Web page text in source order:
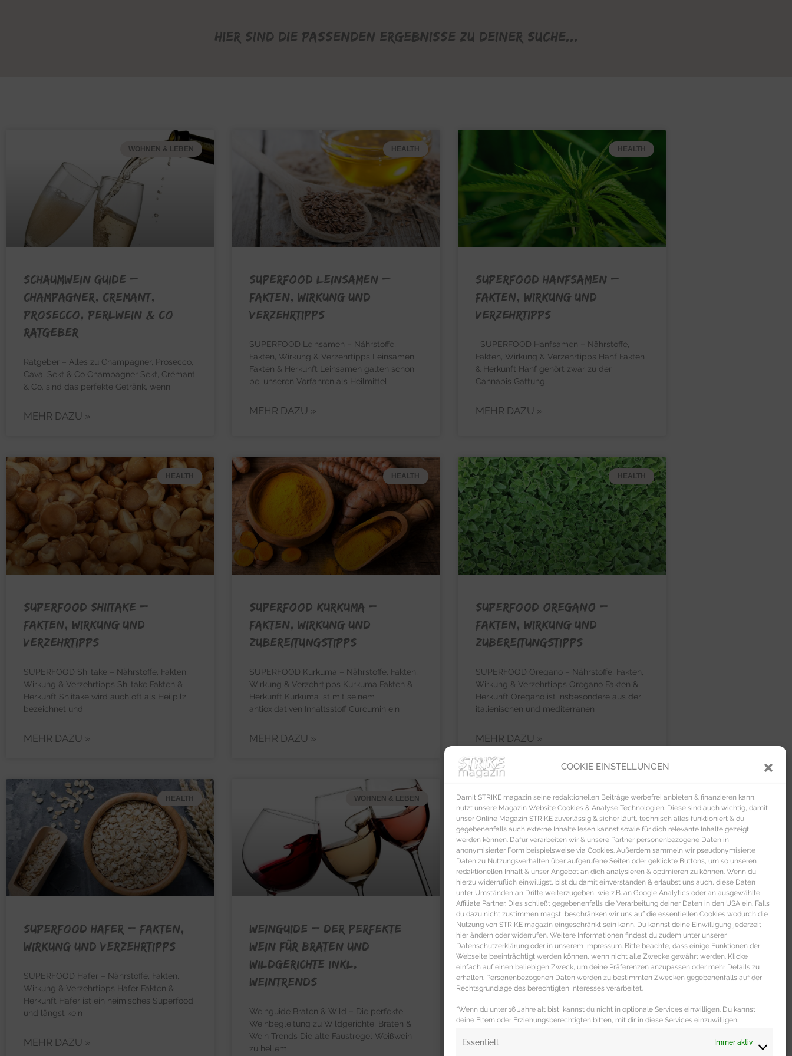
COOKIE EINSTELLUNGEN
Damit STRIKE magazin seine redaktionellen Beiträge werbefrei anbieten & finanzieren kann,
nutzt unsere Magazin Website Cookies & Analyse Technologien. Diese sind auch wichtig, damit
unser Online Magazin STRIKE zuverlässig & sicher läuft, technisch alles funktioniert & du
gegebenenfalls auch externe Inhalte lesen kannst sowie für dich relevante Inhalte gezeigt
werden können. Dafür verarbeiten wir & unsere Partner personenbezogene Daten in
anonymisierter Form beispielsweise via Cookies. Außerdem sammeln wir pseudonymisierte
Daten zu Nutzungsverhalten über aufgerufene Seiten oder geklickte Buttons, um so unseren
redaktionellen Inhalt & unser Angebot an dich analysieren & optimieren zu können. Wenn du
hierzu widerruflich einwilligst, bist du damit einverstanden & erlaubst uns auch, diese Daten
unter Umständen an Dritte weiterzugeben, wie z.B. an Google Analytics oder an ausgewählte
Affiliate Partner. Dies schließt gegebenenfalls die Verarbeitung deiner Daten in den USA ein. Falls
du dazu nicht zustimmen magst, beschränken wir uns auf die essentiellen Cookies wodurch die
Nutzung von STRIKE magazin eingeschränkt sein kann. Du kannst deine Einwilligung jederzeit
hier ändern oder widerrufen. Weitere Informationen findest du zudem unter unserer
Datenschutzerklärung oder in unserem Impressum. Bitte beachte, dass einige Funktionen der
Webseite beeinträchtigt werden können, wenn nicht alle Zwecke gewährt werden. Klicke
einfach auf einen beliebigen Zweck, um deine Präferenzen anzupassen oder mehr Details zu
erhalten. Personenbezogenen Daten werden zu bestimmten Zwecken gegebenenfalls auf der
Rechtsgrundlage des berechtigten Interesses verarbeitet.
*Wenn du unter 16 Jahre alt bist, kannst du nicht in optionale Services einwilligen. Du kannst
deine Eltern oder Erziehungsberechtigten bitten, mit dir in diese Services einzuwilligen.
Essentiell Immer aktiv
Hier sind die passenden Ergebnisse zu deiner Suche...
WOHNEN & LEBEN
SCHAUMWEIN GUIDE –
Champagner, Cremant,
Prosecco, Perlwein & Co
Ratgeber
Ratgeber – Alles zu Champagner, Prosecco,
Cava, Sekt & Co Champagner Sekt, Crémant
& Co. sind das perfekte Getränk, wenn
MEHR DAZU »
HEALTH
SUPERFOOD LEINSAMEN –
Fakten, Wirkung und
Verzehrtipps
SUPERFOOD Leinsamen – Nährstoffe,
Fakten, Wirkung & Verzehrtipps Leinsamen
Fakten & Herkunft Leinsamen galten schon
bei unseren Vorfahren als Heilmittel
MEHR DAZU »
HEALTH
SUPERFOOD HANFSAMEN –
Fakten, Wirkung und
Verzehrtipps
SUPERFOOD Hanfsamen – Nährstoffe,
Fakten, Wirkung & Verzehrtipps Hanf Fakten
& Herkunft Hanf gehört zwar zu der
Cannabis Gattung,
MEHR DAZU »
HEALTH
SUPERFOOD SHIITAKE –
Fakten, Wirkung und
Verzehrtipps
SUPERFOOD Shiitake – Nährstoffe, Fakten,
Wirkung & Verzehrtipps Shiitake Fakten &
Herkunft Shiitake wird auch oft als Heilpilz
bezeichnet und
MEHR DAZU »
HEALTH
SUPERFOOD KURKUMA –
Fakten, Wirkung und
Zubereitungstipps
SUPERFOOD Kurkuma – Nährstoffe, Fakten,
Wirkung & Verzehrtipps Kurkuma Fakten &
Herkunft Kurkuma ist mit seinem
antioxidativen Inhaltsstoff Curcumin ein
MEHR DAZU »
HEALTH
SUPERFOOD OREGANO –
Fakten, Wirkung und
Zubereitungstipps
SUPERFOOD Oregano – Nährstoffe, Fakten,
Wirkung & Verzehrtipps Oregano Fakten &
Herkunft Oregano ist insbesondere aus der
italienischen und mediterranen
MEHR DAZU »
HEALTH
SUPERFOOD HAFER – Fakten,
Wirkung und Verzehrtipps
SUPERFOOD Hafer – Nährstoffe, Fakten,
Wirkung & Verzehrtipps Hafer Fakten &
Herkunft Hafer ist ein heimisches Superfood
und längst kein
MEHR DAZU »
WOHNEN & LEBEN
WEINGUIDE – Der perfekte
Wein für Braten und
Wildgerichte inkl.
Weintrends
Weinguide Braten & Wild – Die perfekte
Weinbegleitung zu Wildgerichte, Braten &
Wein Trends Die alte Faustregel Weißwein
zu hellem